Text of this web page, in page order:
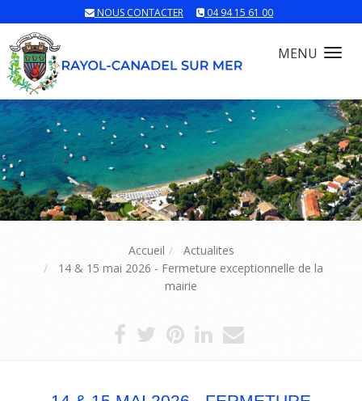
NOUS CONTACTER 04 94 15 61 00
MENU
Accueil
Actualites
14 & 15 mai 2026 - Fermeture exceptionnelle de la
mairie